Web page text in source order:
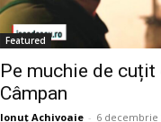
Featured
Pe muchie de
Câmpan
Ionuț Achivoaie - 6 decembrie